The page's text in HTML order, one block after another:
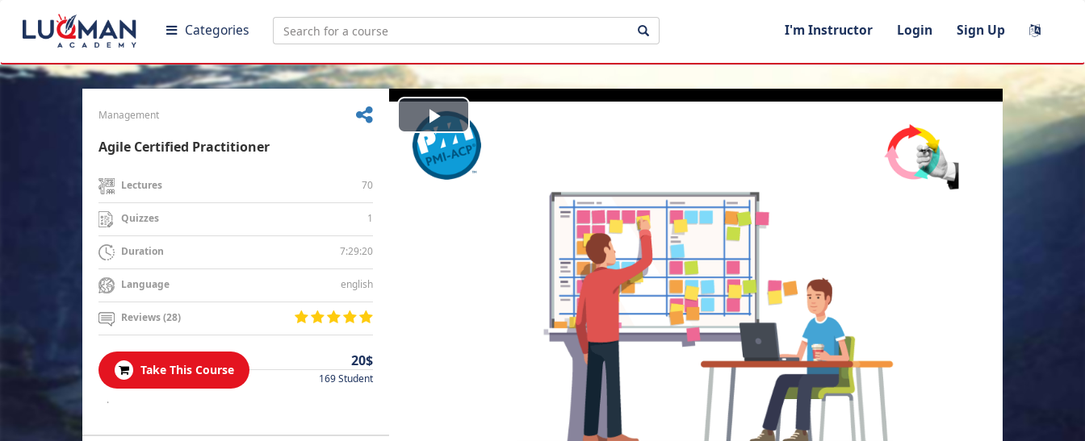
Categories I'm Instructor Login Sign Up
Management
Agile Certified Practitioner
Lectures 70
Quizzes 1
Duration 7:29:20
Language english
Reviews (28)
Take This Course
20$
169 Student
.
Play
Video